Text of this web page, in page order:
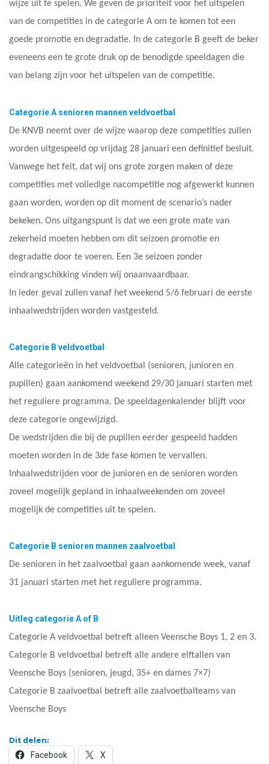
wijze uit te spelen. We geven de prioriteit voor het uitspelen
van de competities in de categorie A om te komen tot een
goede promotie en degradatie. In de categorie B geeft de beker
eveneens een te grote druk op de benodigde speeldagen die
van belang zijn voor het uitspelen van de competitie.
Categorie A senioren mannen veldvoetbal
De KNVB neemt over de wijze waarop deze competities zullen
worden uitgespeeld op vrijdag 28 januari een definitief besluit.
Vanwege het feit, dat wij ons grote zorgen maken of deze
competities met volledige nacompetitie nog afgewerkt kunnen
gaan worden, worden op dit moment de scenario’s nader
bekeken. Ons uitgangspunt is dat we een grote mate van
zekerheid moeten hebben om dit seizoen promotie en
degradatie door te voeren. Een 3e seizoen zonder
eindrangschikking vinden wij onaanvaardbaar.
In ieder geval zullen vanaf het weekend 5/6 februari de eerste
inhaalwedstrijden worden vastgesteld.
Categorie B veldvoetbal
Alle categorieën in het veldvoetbal (senioren, junioren en
pupillen) gaan aankomend weekend 29/30 januari starten met
het reguliere programma. De speeldagenkalender blijft voor
deze categorie ongewijzigd.
De wedstrijden die bij de pupillen eerder gespeeld hadden
moeten worden in de 3de fase komen te vervallen.
Inhaalwedstrijden voor de junioren en de senioren worden
zoveel mogelijk gepland in inhaalweekenden om zoveel
mogelijk de competities uit te spelen.
Categorie B senioren mannen zaalvoetbal
De senioren in het zaalvoetbal gaan aankomende week, vanaf
31 januari starten met het reguliere programma.
Uitleg categorie A of B
Categorie A veldvoetbal betreft alleen Veensche Boys 1, 2 en 3.
Categorie B veldvoetbal betreft alle andere elftallen van
Veensche Boys (senioren, jeugd, 35+ en dames 7×7)
Categorie B zaalvoetbal betreft alle zaalvoetbalteams van
Veensche Boys
Dit delen:
Facebook X